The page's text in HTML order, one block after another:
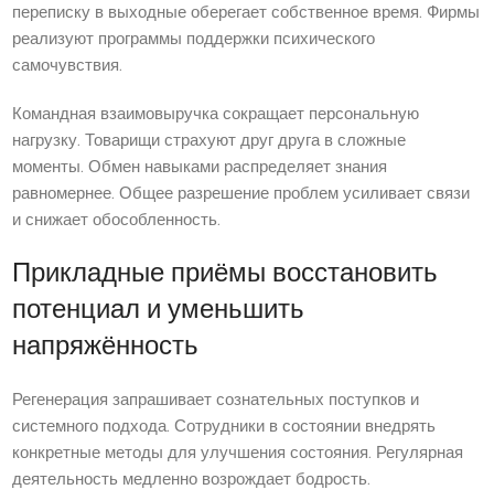
переписку в выходные оберегает собственное время. Фирмы
реализуют программы поддержки психического
самочувствия.
Командная взаимовыручка сокращает персональную
нагрузку. Товарищи страхуют друг друга в сложные
моменты. Обмен навыками распределяет знания
равномернее. Общее разрешение проблем усиливает связи
и снижает обособленность.
Прикладные приёмы восстановить
потенциал и уменьшить
напряжённость
Регенерация запрашивает сознательных поступков и
системного подхода. Сотрудники в состоянии внедрять
конкретные методы для улучшения состояния. Регулярная
деятельность медленно возрождает бодрость.